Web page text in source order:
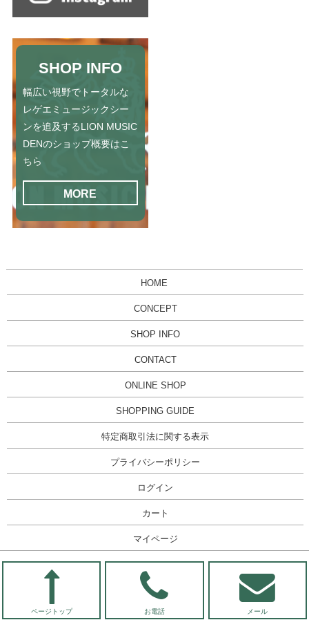
SHOP INFO
幅広い視野でトータルな
レゲエミュージックシー
ンを追及するLION MUSIC
DENのショップ概要はこ
ちら
MORE
HOME
CONCEPT
SHOP INFO
CONTACT
ONLINE SHOP
SHOPPING GUIDE
特定商取引法に関する表示
プライバシーポリシー
ログイン
カート
マイページ
ページトップ お電話 メール